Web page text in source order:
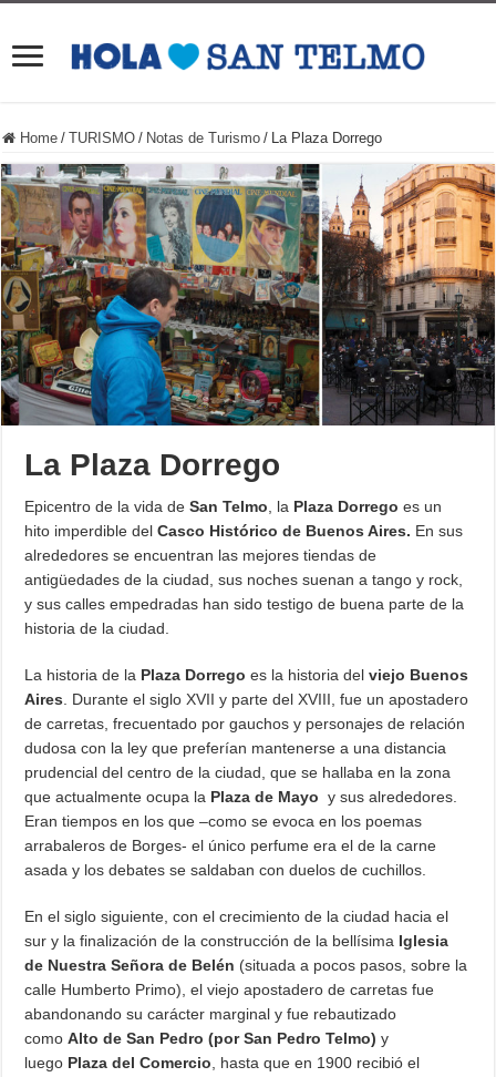
Home / TURISMO / Notas de Turismo / La Plaza Dorrego
La Plaza Dorrego
Epicentro de la vida deSan Telmo , la Plaza Dorrego es un
hito imperdible del Casco Histórico de Buenos Aires. En sus
alrededores se encuentran las mejores tiendas de
antigüedades de la ciudad, sus noches suenan a tango y rock,
y sus calles empedradas han sido testigo de buena parte de la
historia de la ciudad.
La historia de la Plaza Dorrego es la historia delviejo Buenos
Aires . Durante el siglo XVII y parte del XVIII, fue un apostadero
de carretas, frecuentado por gauchos y personajes de relación
dudosa con la ley que preferían mantenerse a una distancia
prudencial del centro de la ciudad, que se hallaba en la zona
que actualmente ocupa la Plaza de Mayo y sus alrededores.
Eran tiempos en los que –como se evoca en los poemas
arrabaleros de Borges- el único perfume era el de la carne
asada y los debates se saldaban con duelos de cuchillos.
En el siglo siguiente, con el crecimiento de la ciudad hacia el
sur y la finalización de la construcción de la bellísima Iglesia
de Nuestra Señora de Belén (situada a pocos pasos, sobre la
calle Humberto Primo), el viejo apostadero de carretas fue
abandonando su carácter marginal y fue rebautizado
comoAlto de San Pedro (por San Pedro Telmo) y
luego Plaza del Comercio , hasta que en 1900 recibió el